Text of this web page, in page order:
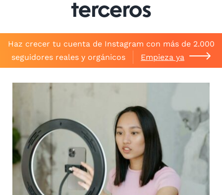
terceros
Haz crecer tu cuenta de Instagram con más de 2.000
seguidores reales y orgánicos
Empieza ya